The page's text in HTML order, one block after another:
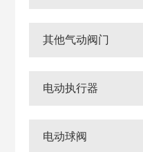
其他气动阀门
电动执行器
电动球阀